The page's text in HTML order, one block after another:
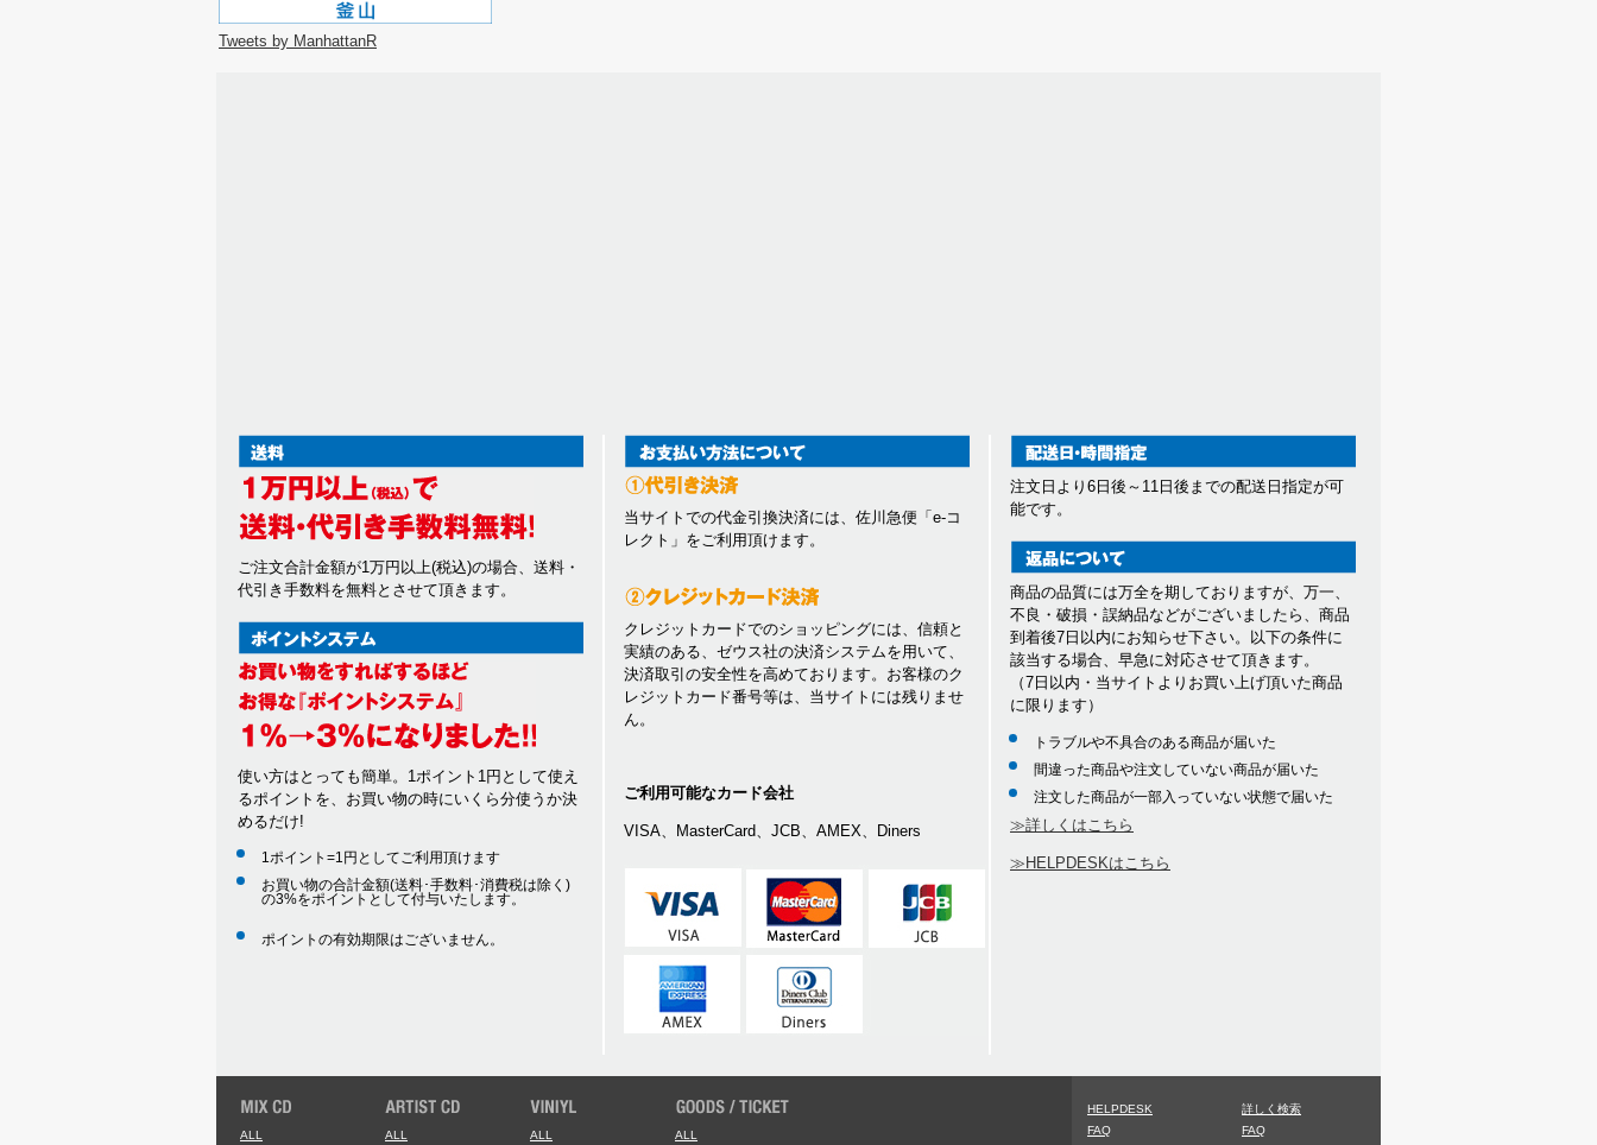
Tweets by ManhattanR
ご注文合計金額が1万円以上(税込)の場合、送料・
代引き手数料を無料とさせて頂きます。
使い方はとっても簡単。1ポイント1円として使え
るポイントを、お買い物の時にいくら分使うか決
めるだけ!
1ポイント=1円としてご利用頂けます
お買い物の合計金額(送料･手数料･消費税は除く)
の3%をポイントとして付与いたします。
ポイントの有効期限はございません。
当サイトでの代金引換決済には、佐川急便「e-コ
レクト」をご利用頂けます。
クレジットカードでのショッピングには、信頼と
実績のある、ゼウス社の決済システムを用いて、
決済取引の安全性を高めております。お客様のク
レジットカード番号等は、当サイトには残りませ
ん。
ご利用可能なカード会社
VISA、MasterCard、JCB、AMEX、Diners
注文日より6日後～11日後までの配送日指定が可
能です。
商品の品質には万全を期しておりますが、万一、
不良・破損・誤納品などがございましたら、商品
到着後7日以内にお知らせ下さい。以下の条件に
該当する場合、早急に対応させて頂きます。
（7日以内・当サイトよりお買い上げ頂いた商品
に限ります）
トラブルや不具合のある商品が届いた
間違った商品や注文していない商品が届いた
注文した商品が一部入っていない状態で届いた
≫詳しくはこちら
≫HELPDESKはこちら
ALL ALL ALL ALL
HELPDESK
FAQ
詳しく検索
FAQ